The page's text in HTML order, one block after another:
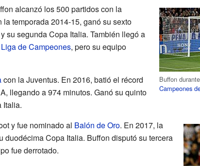
Buffon
Campeones
alcanzó los 500 partidos con la
la temporada 2014-15, ganó su sexto
su segunda Copa Italia. También llegó a
Liga de Campeones, pero su equipo
con la Juventus. En 2016, batió el récord
llegando a 974 minutos. Ganó su quinto
Italia.
y fue nominado al Balón de Oro. En 2017, la
Copa Italia. Buffon disputó su tercera
fue derrotado.